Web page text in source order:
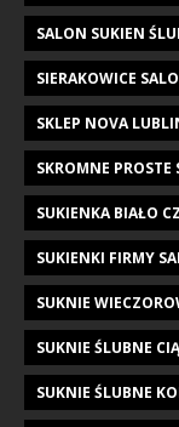
SALON SUKIEN
SIERAKOWICE
SKLEP NOVA
SKROMNE PROSTE
SUKIENKA BIAŁO
SUKIENKI FIRMY
SUKNIE
SUKNIE ŚLUBNE
SUKNIE ŚLUBNE